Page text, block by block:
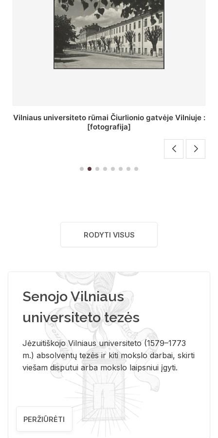
St. Batoro universiteto J. Pilsudskio kolegija :
[fotografija]
RODYTI VISUS
Senojo Vilniaus
universiteto tezės
Jėzuitiškojo Vilniaus universiteto (1579–1773
m.) absolventų tezės ir kiti mokslo darbai, skirti
viešam disputui arba mokslo laipsniui įgyti.
PERŽIŪRĖTI